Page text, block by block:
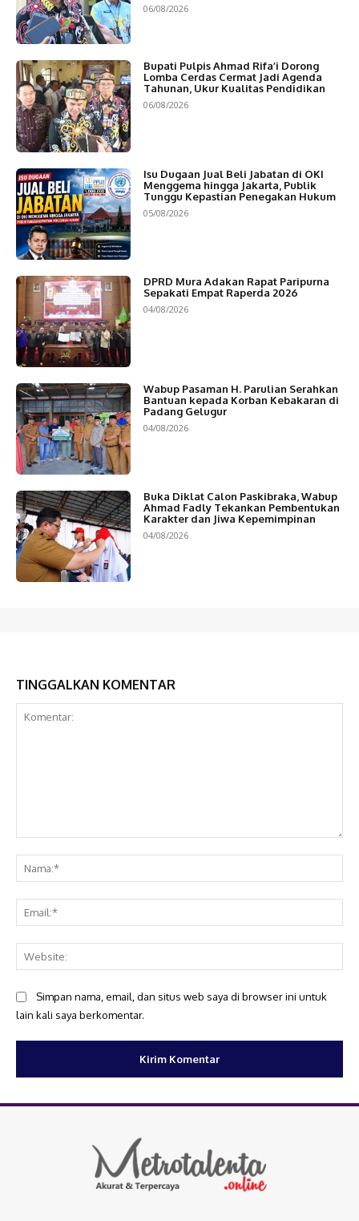
06/08/2026
Bupati Pulpis Ahmad Rifa’i Dorong
Lomba Cerdas Cermat Jadi Agenda
Tahunan, Ukur Kualitas Pendidikan
06/08/2026
Isu Dugaan Jual Beli Jabatan di OKI
Menggema hingga Jakarta, Publik
Tunggu Kepastian Penegakan Hukum
05/08/2026
DPRD Mura Adakan Rapat Paripurna
Sepakati Empat Raperda 2026
04/08/2026
Wabup Pasaman H. Parulian Serahkan
Bantuan kepada Korban Kebakaran di
Padang Gelugur
04/08/2026
Buka Diklat Calon Paskibraka, Wabup
Ahmad Fadly Tekankan Pembentukan
Karakter dan Jiwa Kepemimpinan
04/08/2026
TINGGALKAN KOMENTAR
Simpan nama, email, dan situs web saya di browser ini untuk
lain kali saya berkomentar.